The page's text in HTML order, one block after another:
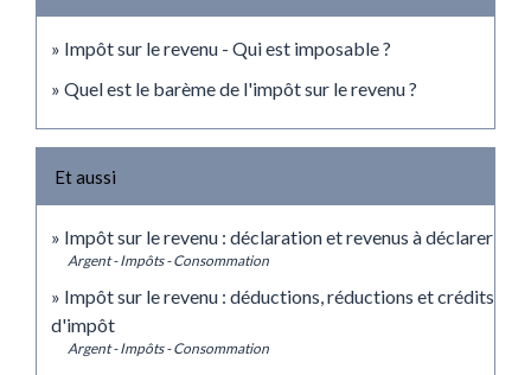
Impôt sur le revenu - Qui est imposable ?
Quel est le barème de l'impôt sur le revenu ?
Et aussi
Impôt sur le revenu : déclaration et revenus à déclarer
Argent - Impôts - Consommation
Impôt sur le revenu : déductions, réductions et crédits
d'impôt
Argent - Impôts - Consommation